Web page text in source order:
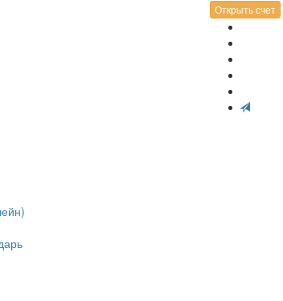
Открыть счет